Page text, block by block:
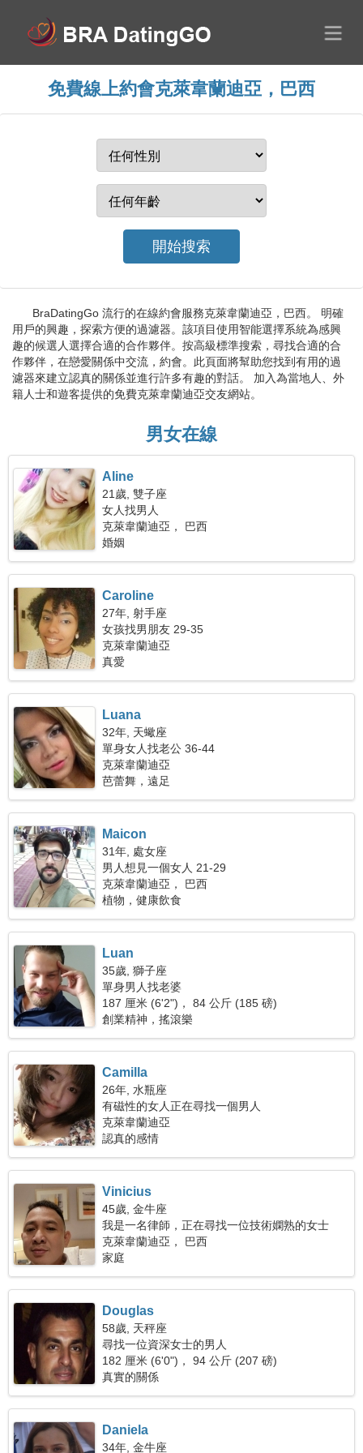
免費線上約會克萊韋蘭迪亞，巴西
BraDatingGo 流行的在線約會服務克萊韋蘭迪亞，巴西。 明確
用戶的興趣，探索方便的過濾器。該項目使用智能選擇系統為感興
趣的候選人選擇合適的合作夥伴。按高級標準搜索，尋找合適的合
作夥伴，在戀愛關係中交流，約會。此頁面將幫助您找到有用的過
濾器來建立認真的關係並進行許多有趣的對話。 加入為當地人、外
籍人士和遊客提供的免費克萊韋蘭迪亞交友網站。
男女在線
Aline
21歲, 雙子座
女人找男人
克萊韋蘭迪亞， 巴西
婚姻
Caroline
27年, 射手座
女孩找男朋友 29-35
克萊韋蘭迪亞
真愛
Luana
32年, 天蠍座
單身女人找老公 36-44
克萊韋蘭迪亞
芭蕾舞，遠足
Maicon
31年, 處女座
男人想見一個女人 21-29
克萊韋蘭迪亞， 巴西
植物，健康飲食
Luan
35歲, 獅子座
單身男人找老婆
187 厘米 (6'2")， 84 公斤 (185 磅)
創業精神，搖滾樂
Camilla
26年, 水瓶座
有磁性的女人正在尋找一個男人
克萊韋蘭迪亞
認真的感情
Vinicius
45歲, 金牛座
我是一名律師，正在尋找一位技術嫻熟的女士
克萊韋蘭迪亞， 巴西
家庭
Douglas
58歲, 天秤座
尋找一位資深女士的男人
182 厘米 (6'0")， 94 公斤 (207 磅)
真實的關係
Daniela
34年, 金牛座